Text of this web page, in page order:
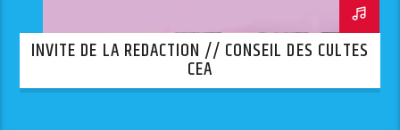
INVITE DE LA REDACTION // CONSEIL DES CULTES
CEA